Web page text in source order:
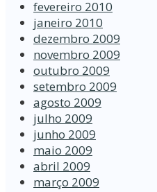
fevereiro 2010
janeiro 2010
dezembro 2009
novembro 2009
outubro 2009
setembro 2009
agosto 2009
julho 2009
junho 2009
maio 2009
abril 2009
março 2009